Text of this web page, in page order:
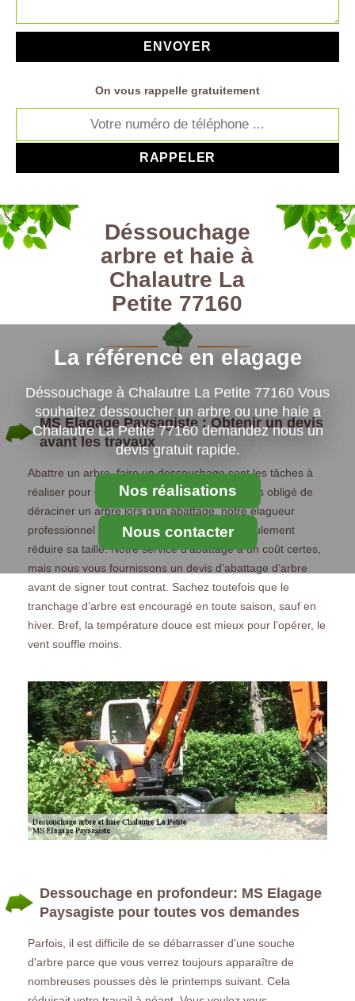
La référence en elagage
Déssouchage à Chalautre La Petite 77160 Vous
souhaitez dessoucher un arbre ou une haie a
Chalautre La Petite 77160 demandez nous un
devis gratuit rapide.
Nos réalisations
Nous contacter
On vous rappelle gratuitement
Déssouchage
arbre et haie à
Chalautre La
Petite 77160
MS Elagage Paysagiste : Obtenir un devis
avant les travaux
Abattre un arbre, faire un dessouchage sont les tâches à
réaliser pour ôter un arbre. Il n’est pas toujours obligé de
déraciner un arbre lors d’un abattage, notre élagueur
professionnel sur Chalautre La Petite peut seulement
réduire sa taille. Notre service d’abattage a un coût certes,
mais nous vous fournissons un devis d’abattage d’arbre
avant de signer tout contrat. Sachez toutefois que le
tranchage d’arbre est encouragé en toute saison, sauf en
hiver. Bref, la température douce est mieux pour l’opérer, le
vent souffle moins.
Dessouchage en profondeur: MS Elagage
Paysagiste pour toutes vos demandes
Parfois, il est difficile de se débarrasser d'une souche
d'arbre parce que vous verrez toujours apparaître de
nombreuses pousses dès le printemps suivant. Cela